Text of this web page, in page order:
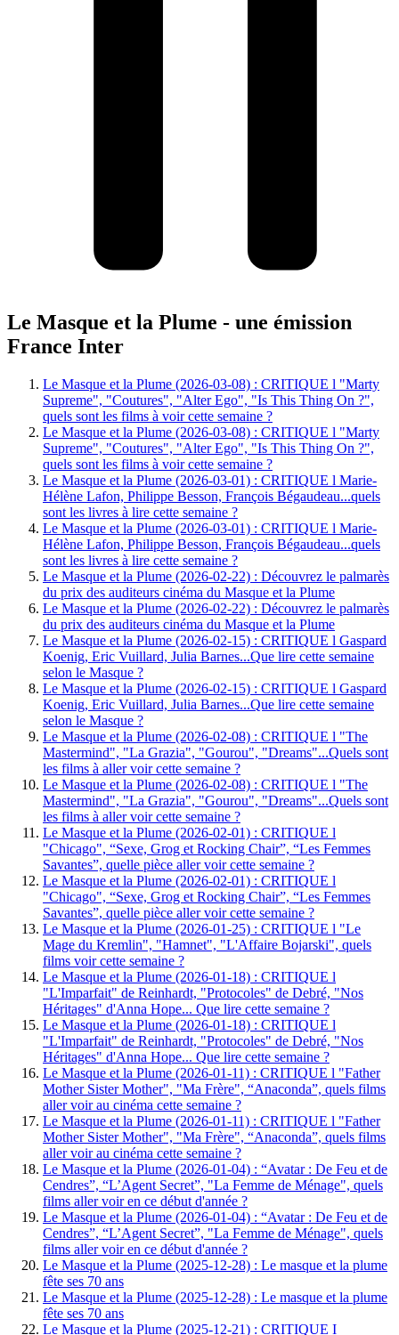
Le Masque et la Plume - une émission
France Inter
Le Masque et la Plume (2026-03-08) : CRITIQUE l "Marty
Supreme", "Coutures", "Alter Ego", "Is This Thing On ?",
quels sont les films à voir cette semaine ?
Le Masque et la Plume (2026-03-08) : CRITIQUE l "Marty
Supreme", "Coutures", "Alter Ego", "Is This Thing On ?",
quels sont les films à voir cette semaine ?
Le Masque et la Plume (2026-03-01) : CRITIQUE l Marie-
Hélène Lafon, Philippe Besson, François Bégaudeau...quels
sont les livres à lire cette semaine ?
Le Masque et la Plume (2026-03-01) : CRITIQUE l Marie-
Hélène Lafon, Philippe Besson, François Bégaudeau...quels
sont les livres à lire cette semaine ?
Le Masque et la Plume (2026-02-22) : Découvrez le palmarès
du prix des auditeurs cinéma du Masque et la Plume
Le Masque et la Plume (2026-02-22) : Découvrez le palmarès
du prix des auditeurs cinéma du Masque et la Plume
Le Masque et la Plume (2026-02-15) : CRITIQUE l Gaspard
Koenig, Eric Vuillard, Julia Barnes...Que lire cette semaine
selon le Masque ?
Le Masque et la Plume (2026-02-15) : CRITIQUE l Gaspard
Koenig, Eric Vuillard, Julia Barnes...Que lire cette semaine
selon le Masque ?
Le Masque et la Plume (2026-02-08) : CRITIQUE l "The
Mastermind", "La Grazia", "Gourou", "Dreams"...Quels sont
les films à aller voir cette semaine ?
Le Masque et la Plume (2026-02-08) : CRITIQUE l "The
Mastermind", "La Grazia", "Gourou", "Dreams"...Quels sont
les films à aller voir cette semaine ?
Le Masque et la Plume (2026-02-01) : CRITIQUE l
"Chicago", “Sexe, Grog et Rocking Chair”, “Les Femmes
Savantes”, quelle pièce aller voir cette semaine ?
Le Masque et la Plume (2026-02-01) : CRITIQUE l
"Chicago", “Sexe, Grog et Rocking Chair”, “Les Femmes
Savantes”, quelle pièce aller voir cette semaine ?
Le Masque et la Plume (2026-01-25) : CRITIQUE l "Le
Mage du Kremlin", "Hamnet", "L'Affaire Bojarski", quels
films voir cette semaine ?
Le Masque et la Plume (2026-01-18) : CRITIQUE l
"L'Imparfait" de Reinhardt, "Protocoles" de Debré, "Nos
Héritages" d'Anna Hope... Que lire cette semaine ?
Le Masque et la Plume (2026-01-18) : CRITIQUE l
"L'Imparfait" de Reinhardt, "Protocoles" de Debré, "Nos
Héritages" d'Anna Hope... Que lire cette semaine ?
Le Masque et la Plume (2026-01-11) : CRITIQUE l "Father
Mother Sister Mother", "Ma Frère", “Anaconda”, quels films
aller voir au cinéma cette semaine ?
Le Masque et la Plume (2026-01-11) : CRITIQUE l "Father
Mother Sister Mother", "Ma Frère", “Anaconda”, quels films
aller voir au cinéma cette semaine ?
Le Masque et la Plume (2026-01-04) : “Avatar : De Feu et de
Cendres”, “L’Agent Secret”, "La Femme de Ménage", quels
films aller voir en ce début d'année ?
Le Masque et la Plume (2026-01-04) : “Avatar : De Feu et de
Cendres”, “L’Agent Secret”, "La Femme de Ménage", quels
films aller voir en ce début d'année ?
Le Masque et la Plume (2025-12-28) : Le masque et la plume
fête ses 70 ans
Le Masque et la Plume (2025-12-28) : Le masque et la plume
fête ses 70 ans
Le Masque et la Plume (2025-12-21) : CRITIQUE I